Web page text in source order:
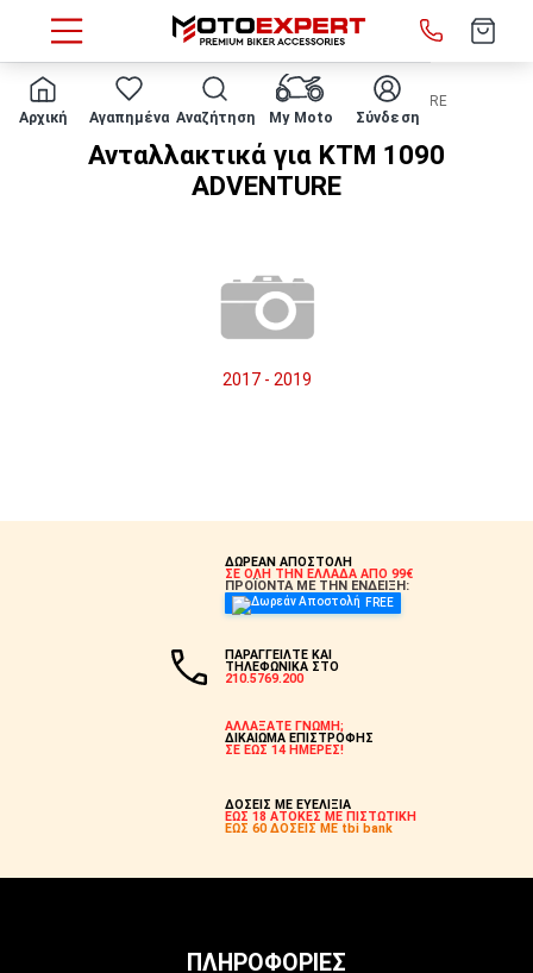
Αρχική Αγαπημένα Αναζήτηση My Moto Σύνδεση
HOME Μάρκα/μοντέλο KTM 1090 ADVENTURE
Ανταλλακτικά για KTM 1090
ADVENTURE
2017 - 2019
ΔΩΡΕΑΝ ΑΠΟΣΤΟΛΗ
ΣΕ ΟΛΗ ΤΗΝ ΕΛΛΑΔΑ ΑΠΟ 99€
ΠΡΟΪΟΝΤΑ ΜΕ ΤΗΝ ΕΝΔΕΙΞΗ:
FREE
ΠΑΡΑΓΓΕΙΛΤΕ ΚΑΙ
ΤΗΛΕΦΩΝΙΚΑ ΣΤΟ
210.5769.200
ΑΛΛΑΞΑΤΕ ΓΝΩΜΗ;
ΔΙΚΑΙΩΜΑ ΕΠΙΣΤΡΟΦΗΣ
ΣΕ ΕΩΣ 14 ΗΜΕΡΕΣ!
ΔΟΣΕΙΣ ΜΕ ΕΥΕΛΙΞΙΑ
ΕΩΣ 18 ΑΤΟΚΕΣ ΜΕ ΠΙΣΤΩΤΙΚΗ
ΕΩΣ 60 ΔΟΣΕΙΣ ΜΕ tbi bank
ΠΛΗΡΟΦΟΡΊΕΣ